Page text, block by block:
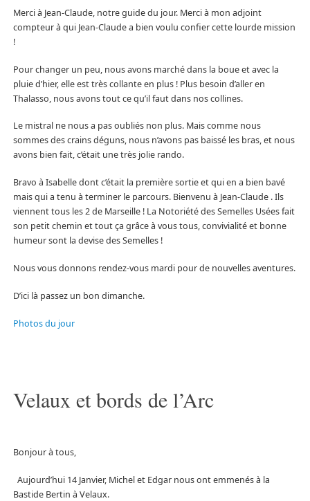
Merci à Jean-Claude, notre guide du jour. Merci à mon adjoint
compteur à qui Jean-Claude a bien voulu confier cette lourde mission
!
Pour changer un peu, nous avons marché dans la boue et avec la
pluie d’hier, elle est très collante en plus ! Plus besoin d’aller en
Thalasso, nous avons tout ce qu’il faut dans nos collines.
Le mistral ne nous a pas oubliés non plus. Mais comme nous
sommes des crains déguns, nous n’avons pas baissé les bras, et nous
avons bien fait, c’était une très jolie rando.
Bravo à Isabelle dont c’était la première sortie et qui en a bien bavé
mais qui a tenu à terminer le parcours. Bienvenu à Jean-Claude . Ils
viennent tous les 2 de Marseille ! La Notoriété des Semelles Usées fait
son petit chemin et tout ça grâce à vous tous, convivialité et bonne
humeur sont la devise des Semelles !
Nous vous donnons rendez-vous mardi pour de nouvelles aventures.
D’ici là passez un bon dimanche.
Photos du jour
Velaux et bords de l’Arc
Bonjour à tous,
Aujourd’hui 14 Janvier, Michel et Edgar nous ont emmenés à la
Bastide Bertin à Velaux.